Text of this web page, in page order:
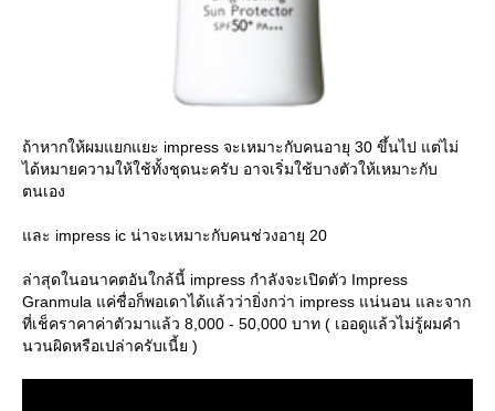
ถ้าหากให้ผมแยกแยะ impress จะเหมาะกับคนอายุ 30 ขึ้นไป แต่ไม่
ได้หมายความให้ใช้ทั้งชุดนะครับ อาจเริ่มใช้บางตัวให้เหมาะกับ
ตนเอง
ละ impress ic น่าจะเหมาะกับคนช่วงอายุ 20
ล่าสุดในอนาคตอันใกล้นี้ impress กำลังจะเปิดตัว Impress
Granmula แค่ชื่อก็พอเดาได้แล้วว่ายิ่งกว่า impress แน่นอน และจาก
ที่เช็คราคาค่าตัวมาแล้ว 8,000 - 50,000 บาท ( เออดูแล้วไม่รู้ผมคำ
นวนผิดหรือเปล่าครับเนี้ย )